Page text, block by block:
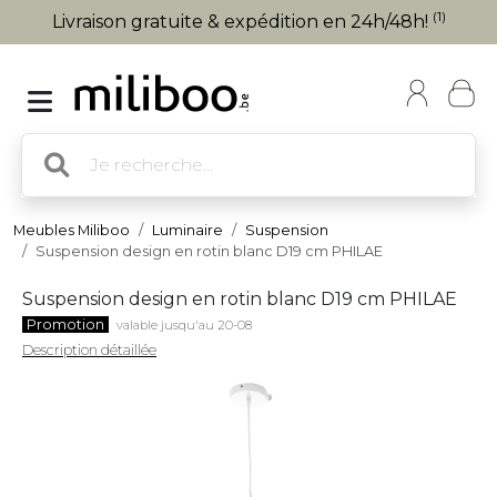
Livraison gratuite & expédition en 24h/48h! (1)
Meubles Miliboo Luminaire
Suspension
Suspension design en rotin blanc D19 cm PHILAE
Suspension design en rotin blanc D19 cm PHILAE
Promotion valable jusqu'au 20-08
Description détaillée